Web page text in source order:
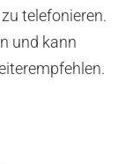
telefonieren.
und kann